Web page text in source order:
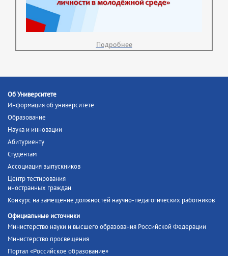
Подробнее
Об Университете
Информация об университете
Образование
Наука и инновации
Абитуриенту
Студентам
Ассоциация выпускников
Центр тестирования
иностранных граждан
Конкурс на замещение должностей научно-педагогических работников
Официальные источники
Министерство науки и высшего образования Российской Федерации
Министерство просвещения
Портал «Российское образование»